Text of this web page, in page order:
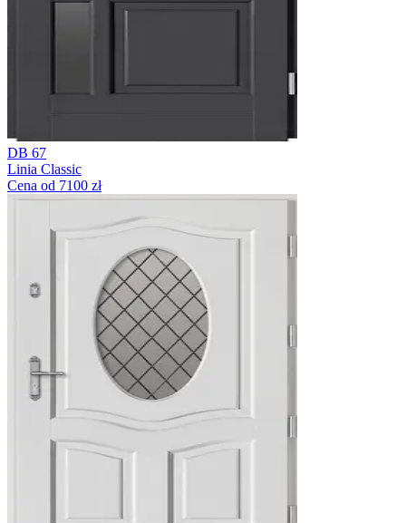
DB 67
Linia Classic
Cena od 7100 zł